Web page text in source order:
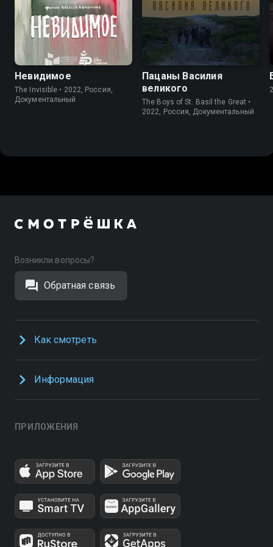
Невидимое
The Invisible • 2022, Россия,
Документальный
Пацаны Василия
великого
The Boys of St. Basil the Great •
2022, Россия, Документальный
Возникли вопросы?
Обратная связь
Как смотреть
Информация
ПРИЛОЖЕНИЯ